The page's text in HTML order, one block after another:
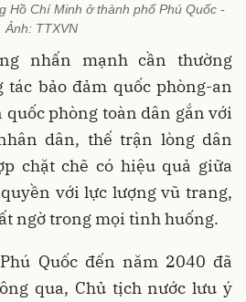
Hồ Chí Minh ở thành phố Phú Quốc -
Ảnh: TTXVN
nhấn mạnh cần thường
bảo đảm quốc phòng-an
phòng toàn dân gắn với
dân, thế trận lòng dân
chặt chẽ có hiệu quả giữa
với lực lượng vũ trang,
ngờ trong mọi tình huống.
Quốc đến năm 2040 đã
qua, Chủ tịch nước lưu ý